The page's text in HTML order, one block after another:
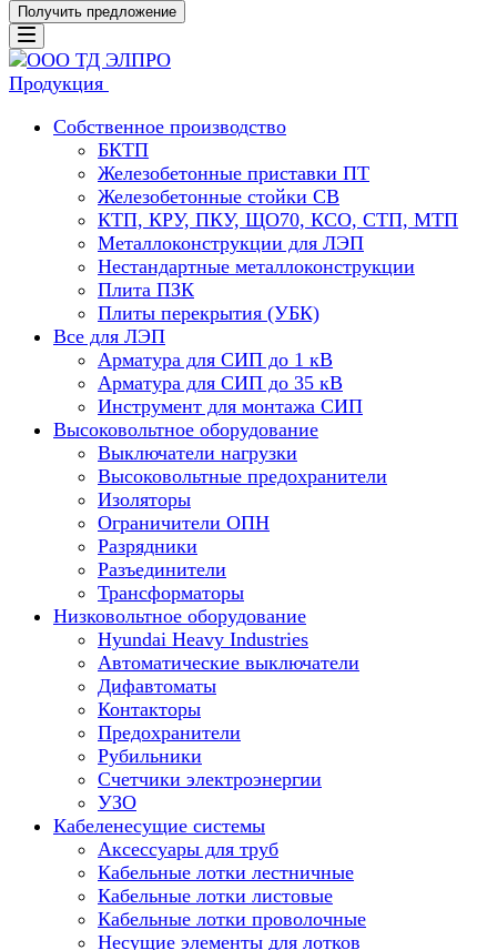
Получить предложение
Продукция
Собственное производство
БКТП
Железобетонные приставки ПТ
Железобетонные стойки СВ
КТП, КРУ, ПКУ, ЩО70, КСО, СТП, МТП
Металлоконструкции для ЛЭП
Нестандартные металлоконструкции
Плита ПЗК
Плиты перекрытия (УБК)
Все для ЛЭП
Арматура для СИП до 1 кВ
Арматура для СИП до 35 кВ
Инструмент для монтажа СИП
Высоковольтное оборудование
Выключатели нагрузки
Высоковольтные предохранители
Изоляторы
Ограничители ОПН
Разрядники
Разъединители
Трансформаторы
Низковольтное оборудование
Hyundai Heavy Industries
Автоматические выключатели
Дифавтоматы
Контакторы
Предохранители
Рубильники
Счетчики электроэнергии
УЗО
Кабеленесущие системы
Аксессуары для труб
Кабельные лотки лестничные
Кабельные лотки листовые
Кабельные лотки проволочные
Несущие элементы для лотков